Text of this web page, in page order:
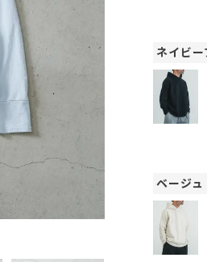
ネイビ
ベージュ